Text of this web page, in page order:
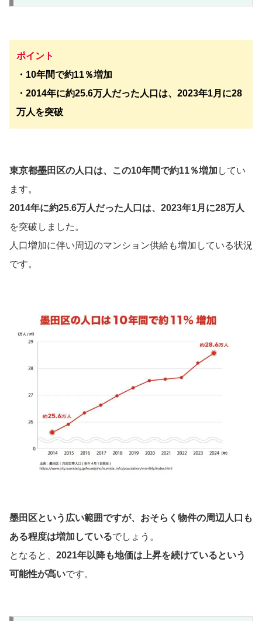
ポイント
・10年間で約11％増加
・2014年に約25.6万人だった人口は、2023年1月に28
万人を突破
東京都墨田区の人口は、この10年間で約11％増加 してい
ます。
2014年に約25.6万人だった人口は、2023年1月に28万人
を突破しました。
人口増加に伴い周辺のマンション供給も増加している状況
です。
墨田区という広い範囲ですが、おそらく物件の周辺人口も
ある程度は増加しているでしょう。
となると、 2021年以降も地価は上昇を続けているという
可能性が高いです。